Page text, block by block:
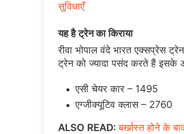
सुविधाएँ
यह है ट्रेन का किराया
रीवा भोपाल वंदे भारत एक्सप्रेस
ट्रेन को ज्यादा पसंद करते हैं इसके
एसी चेयर कार – 1495
एग्जीक्यूटिव क्लास – 2760
ALSO READ:बर्खास्त होने के